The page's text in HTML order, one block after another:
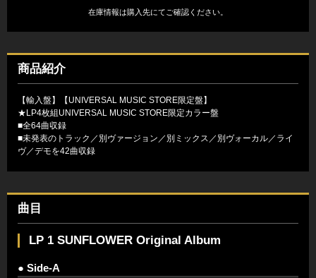
在庫情報は購入先にてご確認ください。
商品紹介
【輸入盤】【UNIVERSAL MUSIC STORE限定盤】
★LP4枚組UNIVERSAL MUSIC STORE限定カラー盤
■全64曲収録
■未発表のトラック／別ヴァージョン／別ミックス／別ヴォーカル／ライ
ヴ／デモを42曲収録
曲目
LP 1 SUNFLOWER Original Album
● Side-A